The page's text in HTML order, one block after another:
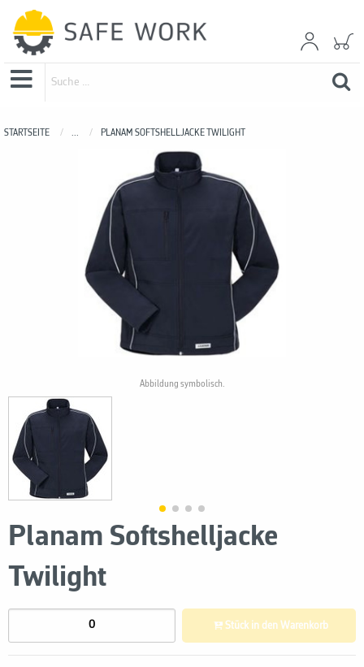
STARTSEITE ... PLANAM SOFTSHELLJACKE TWILIGHT
Planam Softshelljacke
Twilight
Abbildung symbolisch.
Stück in den Warenkorb